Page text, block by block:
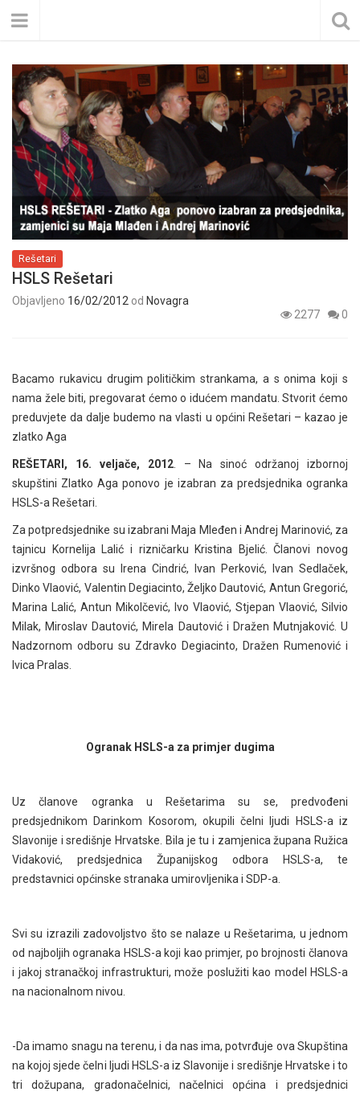
Rešetari
HSLS Rešetari
Objavljeno 16/02/2012 od Novagra
2277
0
Bacamo rukavicu drugim političkim strankama, a s onima koji s
nama žele biti, pregovarat ćemo o idućem mandatu. Stvorit ćemo
preduvjete da dalje budemo na vlasti u općini Rešetari – kazao je
zlatko Aga
REŠETARI, 16. veljače, 2012. – Na sinoć održanoj izbornoj
skupštini Zlatko Aga ponovo je izabran za predsjednika ogranka
HSLS-a Rešetari.
Za potpredsjednike su izabrani Maja Mleđen i Andrej Marinović, za
tajnicu Kornelija Lalić i rizničarku Kristina Bjelić. Članovi novog
izvršnog odbora su Irena Cindrić, Ivan Perković, Ivan Sedlaček,
Dinko Vlaović, Valentin Degiacinto, Željko Dautović, Antun Gregorić,
Marina Lalić, Antun Mikolčević, Ivo Vlaović, Stjepan Vlaović, Silvio
Milak, Miroslav Dautović, Mirela Dautović i Dražen Mutnjaković. U
Nadzornom odboru su Zdravko Degiacinto, Dražen Rumenović i
Ivica Pralas.
Ogranak HSLS-a za primjer dugima
Uz članove ogranka u Rešetarima su se, predvođeni
predsjednikom Darinkom Kosorom, okupili čelni ljudi HSLS-a iz
Slavonije i središnje Hrvatske. Bila je tu i zamjenica župana Ružica
Vidaković, predsjednica Županijskog odbora HSLS-a, te
predstavnici općinske stranaka umirovljenika i SDP-a.
Svi su izrazili zadovoljstvo što se nalaze u Rešetarima, u jednom
od najboljih ogranaka HSLS-a koji kao primjer, po brojnosti članova
i jakoj stranačkoj infrastrukturi, može poslužiti kao model HSLS-a
na nacionalnom nivou.
-Da imamo snagu na terenu, i da nas ima, potvrđuje ova Skupština
na kojoj sjede čelni ljudi HSLS-a iz Slavonije i središnje Hrvatske i to
tri dožupana, gradonačelnici, načelnici općina i predsjednici